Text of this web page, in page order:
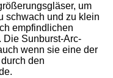
um
schwach und zu klein
empfindlichen
Die Sunburst-Arc-
wenn sie eine der
den